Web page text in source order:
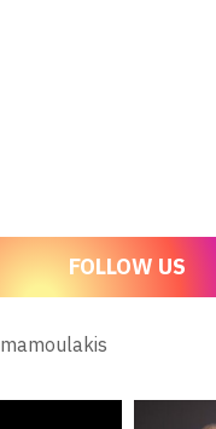
mamoulakis
FOLLOW US